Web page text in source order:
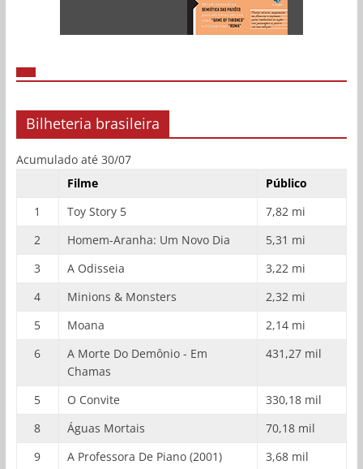
Bilheteria brasileira
Acumulado até 30/07
Filme
Público
1
Toy Story 5
7,82 mi
2
Homem-Aranha: Um Novo Dia
5,31 mi
3
A Odisseia
3,22 mi
4
Minions & Monsters
2,32 mi
5
Moana
2,14 mi
6
A Morte Do Demônio - Em
Chamas
431,27 mil
5 O Convite
330,18 mil
8
Águas Mortais
70,18 mil
9
A Professora De Piano (2001)
3,68 mil